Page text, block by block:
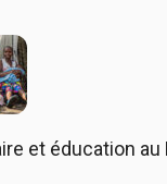
et éducation au